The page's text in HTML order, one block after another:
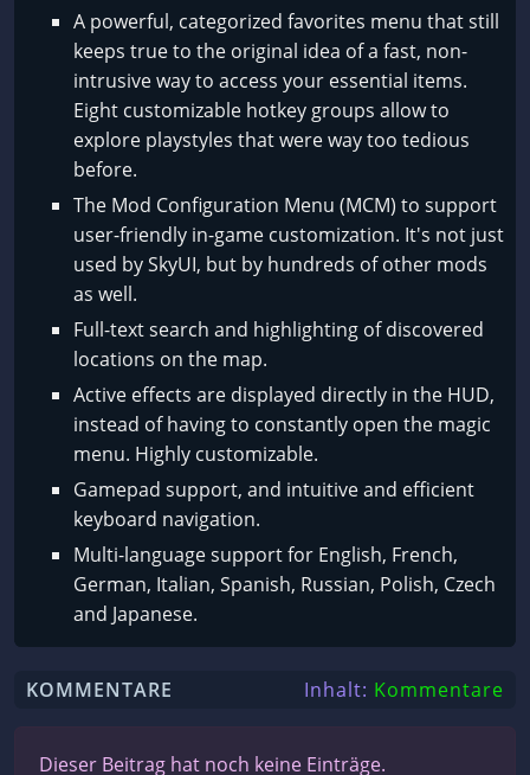
A powerful, categorized favorites menu that still
keeps true to the original idea of a fast, non-
intrusive way to access your essential items.
Eight customizable hotkey groups allow to
explore playstyles that were way too tedious
before.
The Mod Configuration Menu (MCM) to support
user-friendly in-game customization. It's not just
used by SkyUI, but by hundreds of other mods
as well.
Full-text search and highlighting of discovered
locations on the map.
Active effects are displayed directly in the HUD,
instead of having to constantly open the magic
menu. Highly customizable.
Gamepad support, and intuitive and efficient
keyboard navigation.
Multi-language support for English, French,
German, Italian, Spanish, Russian, Polish, Czech
and Japanese.
KOMMENTARE Inhalt: Kommentare
Dieser Beitrag hat noch keine Einträge.